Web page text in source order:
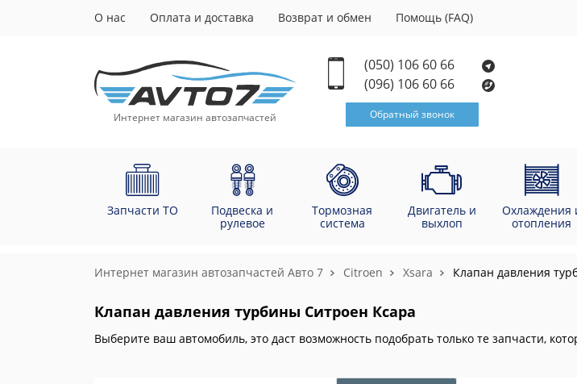
О нас Оплата и доставка Возврат и обмен Помощь (FAQ)
Интернет магазин автозапчастей
(050) 106 60 66
(096) 106 60 66
Обратный звонок
Запчасти ТО
Подвеска и
рулевое
Тормозная
система
Двигатель и
выхлоп
Охлаждения
отопления
Интернет магазин автозапчастей Авто 7 Citroen Xsara Клапан давления
Клапан давления турбины Ситроен Ксара
Выберите ваш автомобиль, это даст возможность подобрать только те запчасти,